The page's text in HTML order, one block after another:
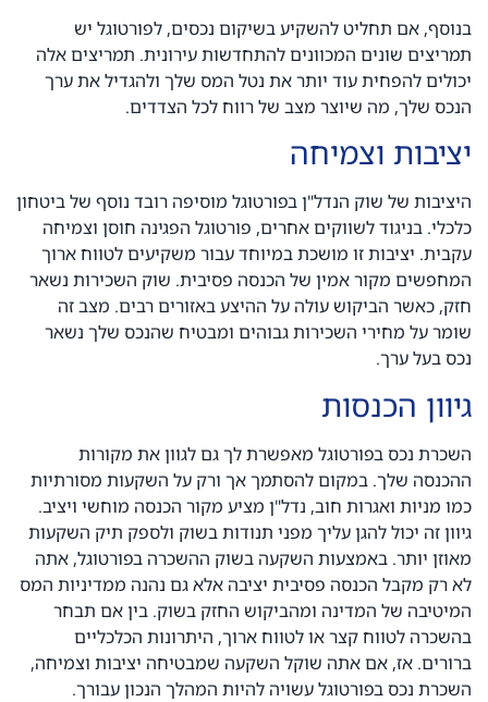
בנוסף, אם תחליט להשקיע בשיקום נכסים, לפורטוגל יש
תמריצים שונים המכוונים להתחדשות עירונית. תמריצים אלה
יכולים להפחית עוד יותר את נטל המס שלך ולהגדיל את ערך
הנכס שלך, מה שיוצר מצב של רווח לכל הצדדים.
יציבות וצמיחה
היציבות של שוק הנדל"ן בפורטוגל מוסיפה רובד נוסף של ביטחון
כלכלי. בניגוד לשווקים אחרים, פורטוגל הפגינה חוסן וצמיחה
עקבית. יציבות זו מושכת במיוחד עבור משקיעים לטווח ארוך
המחפשים מקור אמין של הכנסה פסיבית. שוק השכירות נשאר
חזק, כאשר הביקוש עולה על ההיצע באזורים רבים. מצב זה
שומר על מחירי השכירות גבוהים ומבטיח שהנכס שלך נשאר
נכס בעל ערך.
גיוון הכנסות
השכרת נכס בפורטוגל מאפשרת לך גם לגוון את מקורות
ההכנסה שלך. במקום להסתמך אך ורק על השקעות מסורתיות
כמו מניות ואגרות חוב, נדל"ן מציע מקור הכנסה מוחשי ויציב.
גיוון זה יכול להגן עליך מפני תנודות בשוק ולספק תיק השקעות
מאוזן יותר. באמצעות השקעה בשוק ההשכרה בפורטוגל, אתה
לא רק מקבל הכנסה פסיבית יציבה אלא גם נהנה ממדיניות המס
המיטיבה של המדינה ומהביקוש החזק בשוק. בין אם תבחר
בהשכרה לטווח קצר או לטווח ארוך, היתרונות הכלכליים
ברורים. אז, אם אתה שוקל השקעה שמבטיחה יציבות וצמיחה,
השכרת נכס בפורטוגל עשויה להיות המהלך הנכון עבורך.